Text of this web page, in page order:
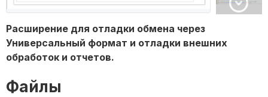
Расширение для отладки обмена через
Универсальный формат и отладки внешних
обработок и отчетов.
Файлы